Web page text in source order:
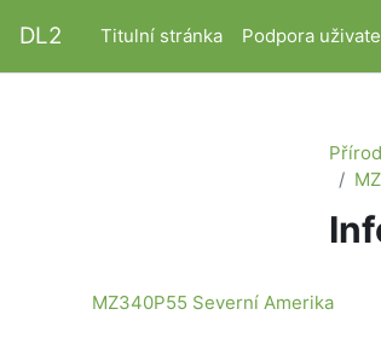
DL2 Titulní stránka Podpora
MZ340P55 Severní Amerika